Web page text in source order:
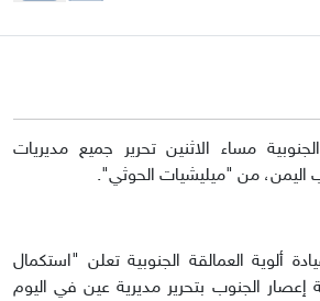
مساء الاثنين تحرير جميع مديريات
من "ميليشيات الحوثي".
ألوية العمالقة الجنوبية تعلن "استكمال
إعصار الجنوب بتحرير مديرية عين في اليوم